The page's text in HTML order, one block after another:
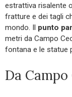
estrattiva risalente
fratture e dei tagli
mondo. Il punto
metri da Campo
fontana e le statue
Da